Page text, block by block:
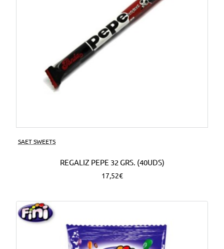
SAET SWEETS
REGALIZ PEPE 32 GRS. (40UDS)
17,52€